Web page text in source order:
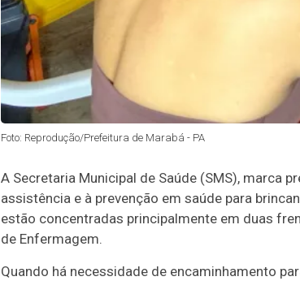
Foto: Reprodução/Prefeitura de Marabá - PA
A Secretaria Municipal de Saúde (SMS), marca
assistência e à prevenção em saúde para
estão concentradas principalmente em duas
de Enfermagem.
Quando há necessidade de encaminhamento